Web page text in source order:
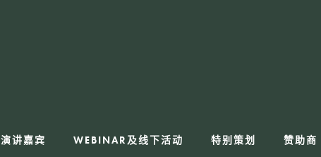
演讲嘉宾 WEBINAR及线下活动 特别策划 赞助商